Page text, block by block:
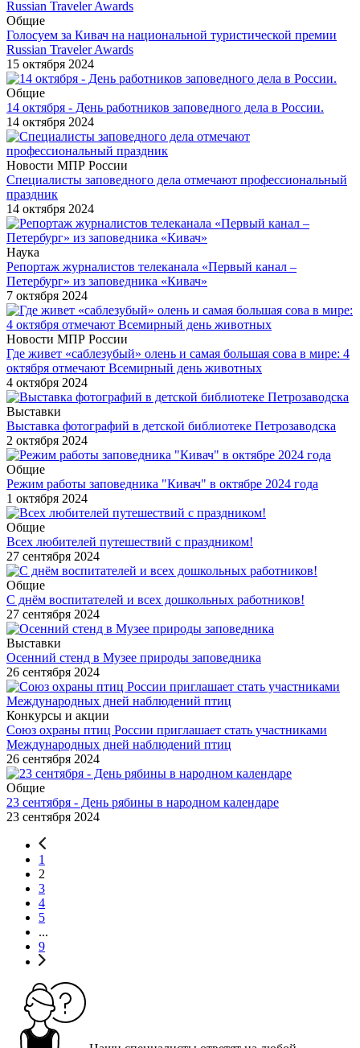
Общие
Голосуем за Кивач на национальной туристической премии
Russian Traveler Awards
15 октября 2024
Общие
14 октября - День работников заповедного дела в России.
14 октября 2024
Новости МПР России
Специалисты заповедного дела отмечают профессиональный
праздник
14 октября 2024
Наука
Репортаж журналистов телеканала «Первый канал –
Петербург» из заповедника «Кивач»
7 октября 2024
Новости МПР России
Где живет «саблезубый» олень и самая большая сова в мире: 4
октября отмечают Всемирный день животных
4 октября 2024
Выставки
Выставка фотографий в детской библиотеке Петрозаводска
2 октября 2024
Общие
Режим работы заповедника "Кивач" в октябре 2024 года
1 октября 2024
Общие
Всех любителей путешествий с праздником!
27 сентября 2024
Общие
С днём воспитателей и всех дошкольных работников!
27 сентября 2024
Выставки
Осенний стенд в Музее природы заповедника
26 сентября 2024
Конкурсы и акции
Союз охраны птиц России приглашает стать участниками
Международных дней наблюдений птиц
26 сентября 2024
Общие
23 сентября - День рябины в народном календаре
23 сентября 2024
1
2
3
4
5
...
9